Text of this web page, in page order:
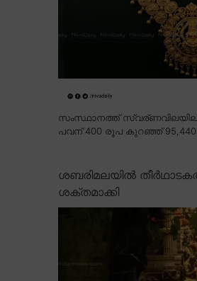
സംസ്ഥാനത്ത് സ്വര്ണവിലയില്
പവന് 400 രൂപ കുറഞ്ഞ്
ശബരിമലയിൽ
ശക്തമാക്കി